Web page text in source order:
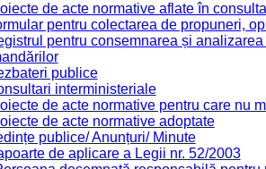
de acte normative aflate în
pentru colectarea de propuneri,
pentru consemnarea și
publice
interministeriale
de acte normative pentru care nu
de acte normative adoptate
publice/ Anunțuri/ Minute
de aplicare a Legii nr. 52/2003